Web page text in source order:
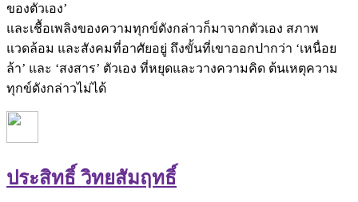
ของตัวเอง’
และเชื้อเพลิงของความทุกข์ดังกล่าวก็มาจากตัวเอง สภาพ
แวดล้อม และสังคมที่อาศัยอยู่ ถึงขั้นที่เขาออกปากว่า ‘เหนื่อย
ล้า’ และ ‘สงสาร’ ตัวเอง ที่หยุดและวางความคิด ต้นเหตุความ
ทุกข์ดังกล่าวไม่ได้
ประสิทธิ์ วิทยสัมฤทธิ์